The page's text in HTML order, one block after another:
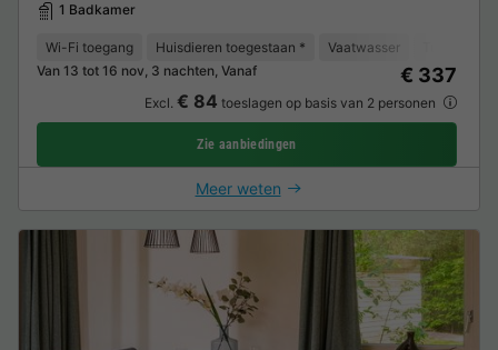
1 Badkamer
Wi-Fi toegang Huisdieren toegestaan * Vaatwasser
Van 13 tot 16 nov, 3 nachten, Vanaf
€ 337
Excl. € 84 toeslagen op basis van 2 personen
Zie aanbiedingen
Meer weten